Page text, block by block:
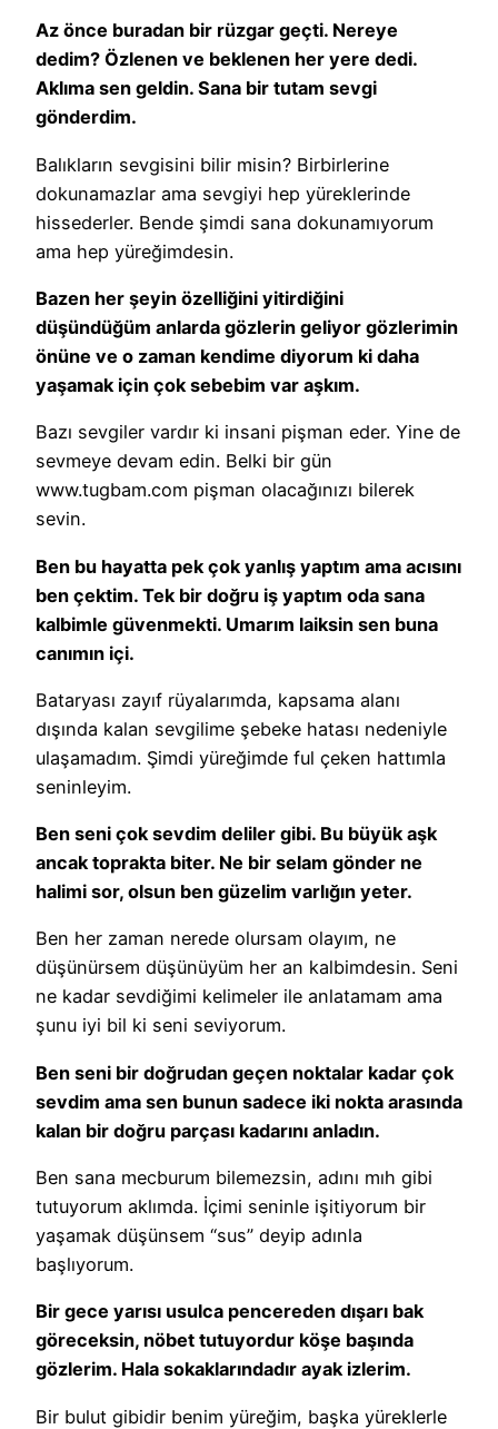
Az önce buradan bir rüzgar geçti. Nereye
dedim? Özlenen ve beklenen her yere dedi.
Aklıma sen geldin. Sana bir tutam sevgi
gönderdim.
Balıkların sevgisini bilir misin? Birbirlerine
dokunamazlar ama sevgiyi hep yüreklerinde
hissederler. Bende şimdi sana dokunamıyorum
ama hep yüreğimdesin.
Bazen her şeyin özelliğini yitirdiğini
düşündüğüm anlarda gözlerin geliyor gözlerimin
önüne ve o zaman kendime diyorum ki daha
yaşamak için çok sebebim var aşkım.
Bazı sevgiler vardır ki insani pişman eder. Yine de
sevmeye devam edin. Belki bir gün
www.tugbam.com pişman olacağınızı bilerek
sevin.
Ben bu hayatta pek çok yanlış yaptım ama acısını
ben çektim. Tek bir doğru iş yaptım oda sana
kalbimle güvenmekti. Umarım laiksin sen buna
canımın içi.
Bataryası zayıf rüyalarımda, kapsama alanı
dışında kalan sevgilime şebeke hatası nedeniyle
ulaşamadım. Şimdi yüreğimde ful çeken hattımla
seninleyim.
Ben seni çok sevdim deliler gibi. Bu büyük aşk
ancak toprakta biter. Ne bir selam gönder ne
halimi sor, olsun ben güzelim varlığın yeter.
Ben her zaman nerede olursam olayım, ne
düşünürsem düşünüyüm her an kalbimdesin. Seni
ne kadar sevdiğimi kelimeler ile anlatamam ama
şunu iyi bil ki seni seviyorum.
Ben seni bir doğrudan geçen noktalar kadar çok
sevdim ama sen bunun sadece iki nokta arasında
kalan bir doğru parçası kadarını anladın.
Ben sana mecburum bilemezsin, adını mıh gibi
tutuyorum aklımda. İçimi seninle işitiyorum bir
yaşamak düşünsem “sus” deyip adınla
başlıyorum.
Bir gece yarısı usulca pencereden dışarı bak
göreceksin, nöbet tutuyordur köşe başında
gözlerim. Hala sokaklarındadır ayak izlerim.
Bir bulut gibidir benim yüreğim, başka yüreklerle